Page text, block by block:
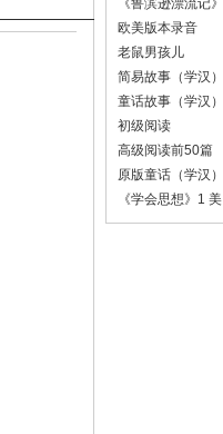
《鲁滨逊漂流记》
欧美版本录音
老鼠男孩儿
简易故事（学汉）
童话故事（学汉）
初级阅读
高级阅读前50篇
原版童话（学汉）
《学会思想》1 美
国小学1-6年级版